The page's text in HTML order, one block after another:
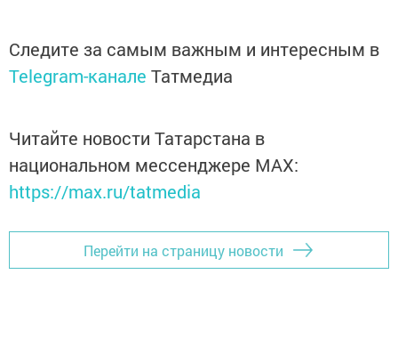
Следите за самым важным и интересным в
Telegram-канале Татмедиа
Читайте новости Татарстана в
национальном мессенджере MАХ:
https://max.ru/tatmedia
Перейти на страницу новости